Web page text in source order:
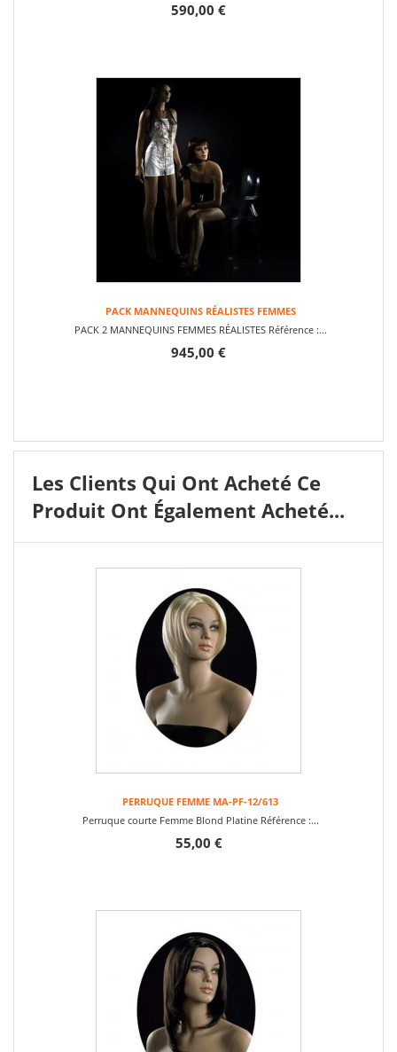
590,00 €
PACK MANNEQUINS RÉALISTES FEMMES
PACK 2 MANNEQUINS FEMMES RÉALISTES Référence :...
945,00 €
Les Clients Qui Ont Acheté Ce
Produit Ont Également Acheté...
PERRUQUE FEMME MA-PF-12/613
Perruque courte Femme Blond Platine Référence :...
55,00 €